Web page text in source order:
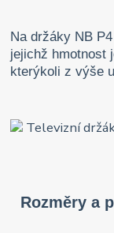
Na držáky NB
jejichž hmotnost
kterýkoli z výše
Rozměry a